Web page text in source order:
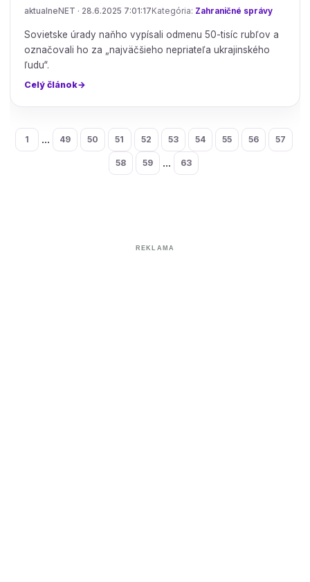
aktualneNET · 28.6.2025 7:01:17 Kategória: Zahraničné správy
Sovietske úrady naňho vypísali odmenu 50-tisíc rubľov a
označovali ho za „najväčšieho nepriateľa ukrajinského
ľudu“.
Celý článok
1 ... 49 50 51 52 53 54 55 56 57
58 59 ... 63
REKLAMA